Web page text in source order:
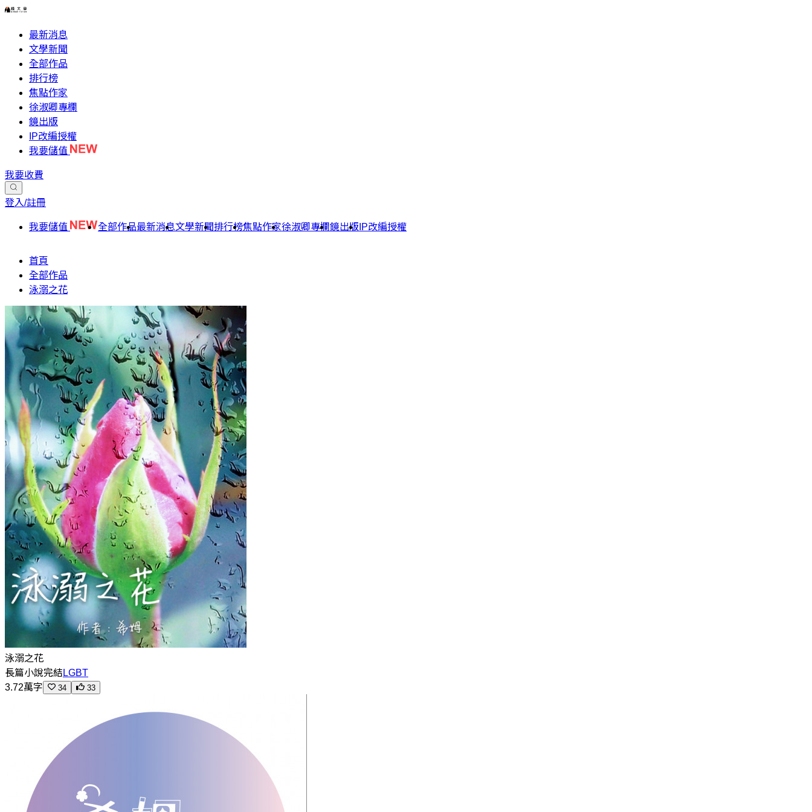
最新消息
文學新聞
全部作品
排行榜
焦點作家
徐淑卿專欄
鏡出版
IP改編授權
我要儲值
我要收費
登入/註冊
我要儲值 全部作品最新消息文學新聞排行榜焦點作家徐淑卿專欄鏡出版 IP改編授權
首頁
全部作品
泳溺之花
泳溺之花
長篇小說完結 LGBT
3.72萬字
34 33